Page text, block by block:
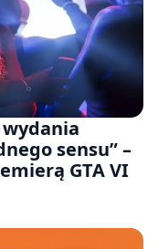
wydania
sensu” –
GTA VI